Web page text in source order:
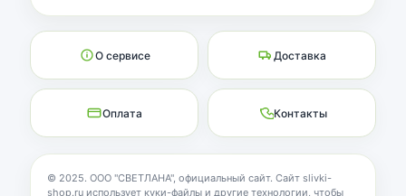
О сервисе Доставка
Оплата Контакты
© 2025. ООО "СВЕТЛАНА", официальный сайт. Сайт slivki-
shop.ru использует куки-файлы и другие технологии, чтобы